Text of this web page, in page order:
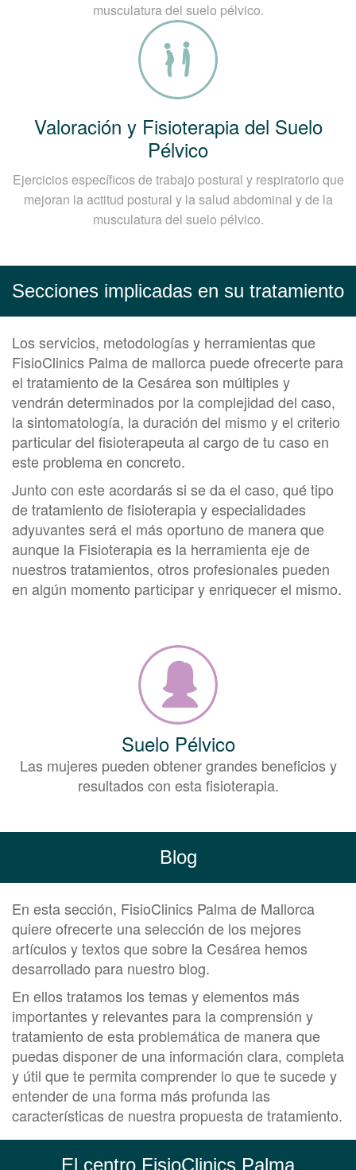
musculatura del suelo pélvico.
Valoración y Fisioterapia del Suelo
Pélvico
Ejercicios específicos de trabajo postural y respiratorio que
mejoran la actitud postural y la salud abdominal y de la
musculatura del suelo pélvico.
Secciones implicadas en su tratamiento
Los servicios, metodologías y herramientas que
FisioClinics Palma de mallorca puede ofrecerte para
el tratamiento de la Cesárea son múltiples y
vendrán determinados por la complejidad del caso,
la sintomatología, la duración del mismo y el criterio
particular del fisioterapeuta al cargo de tu caso en
este problema en concreto.
Junto con este acordarás si se da el caso, qué tipo
de tratamiento de fisioterapia y especialidades
adyuvantes será el más oportuno de manera que
aunque la Fisioterapia es la herramienta eje de
nuestros tratamientos, otros profesionales pueden
en algún momento participar y enriquecer el mismo.
Suelo Pélvico
Las mujeres pueden obtener grandes beneficios y
resultados con esta fisioterapia.
Blog
En esta sección, FisioClinics Palma de Mallorca
quiere ofrecerte una selección de los mejores
artículos y textos que sobre la Cesárea hemos
desarrollado para nuestro blog.
En ellos tratamos los temas y elementos más
importantes y relevantes para la comprensión y
tratamiento de esta problemática de manera que
puedas disponer de una información clara, completa
y útil que te permita comprender lo que te sucede y
entender de una forma más profunda las
características de nuestra propuesta de tratamiento.
El centro FisioClinics Palma